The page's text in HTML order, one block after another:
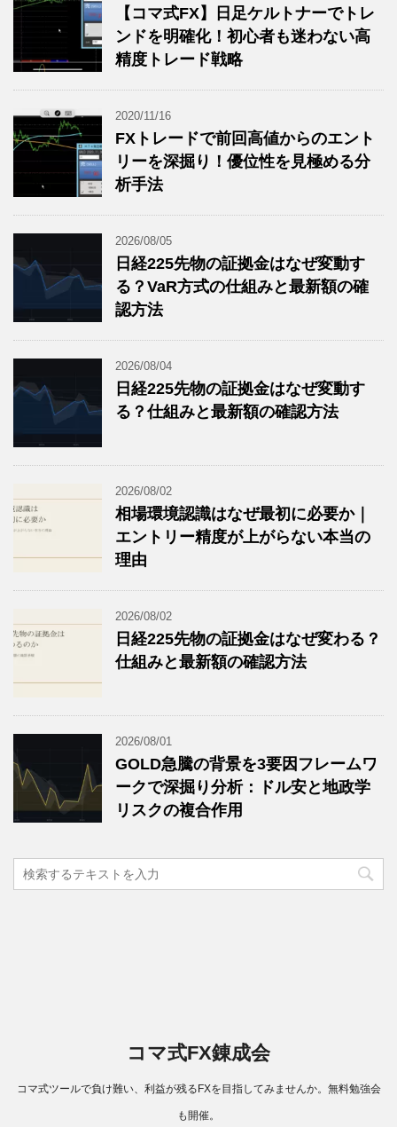
【コマ式FX】日足ケルトナーでトレ
ンドを明確化！初心者も迷わない高
精度トレード戦略
2020/11/16
FXトレードで前回高値からのエント
リーを深掘り！優位性を見極める分
析手法
2026/08/05
日経225先物の証拠金はなぜ変動す
る？VaR方式の仕組みと最新額の確
認方法
2026/08/04
日経225先物の証拠金はなぜ変動す
る？仕組みと最新額の確認方法
2026/08/02
相場環境認識はなぜ最初に必要か｜
エントリー精度が上がらない本当の
理由
2026/08/02
日経225先物の証拠金はなぜ変わる？
仕組みと最新額の確認方法
2026/08/01
GOLD急騰の背景を3要因フレームワ
ークで深掘り分析：ドル安と地政学
リスクの複合作用
コマ式FX錬成会
コマ式ツールで負け難い、利益が残るFXを目指してみませんか。無料勉強会
も開催。